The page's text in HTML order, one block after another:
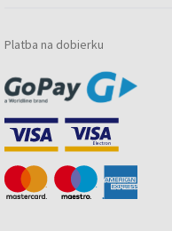
Platba na dobierku